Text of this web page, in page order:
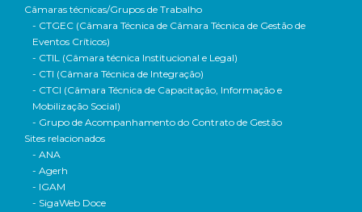
Câmaras técnicas/Grupos de Trabalho
- CTGEC (Câmara Técnica de Câmara Técnica de Gestão de
Eventos Críticos)
- CTIL (Câmara técnica Institucional e Legal)
- CTI (Câmara Técnica de Integração)
- CTCI (Câmara Técnica de Capacitação, Informação e
Mobilização Social)
- Grupo de Acompanhamento do Contrato de Gestão
Sites relacionados
- ANA
- Agerh
- IGAM
- SigaWeb Doce